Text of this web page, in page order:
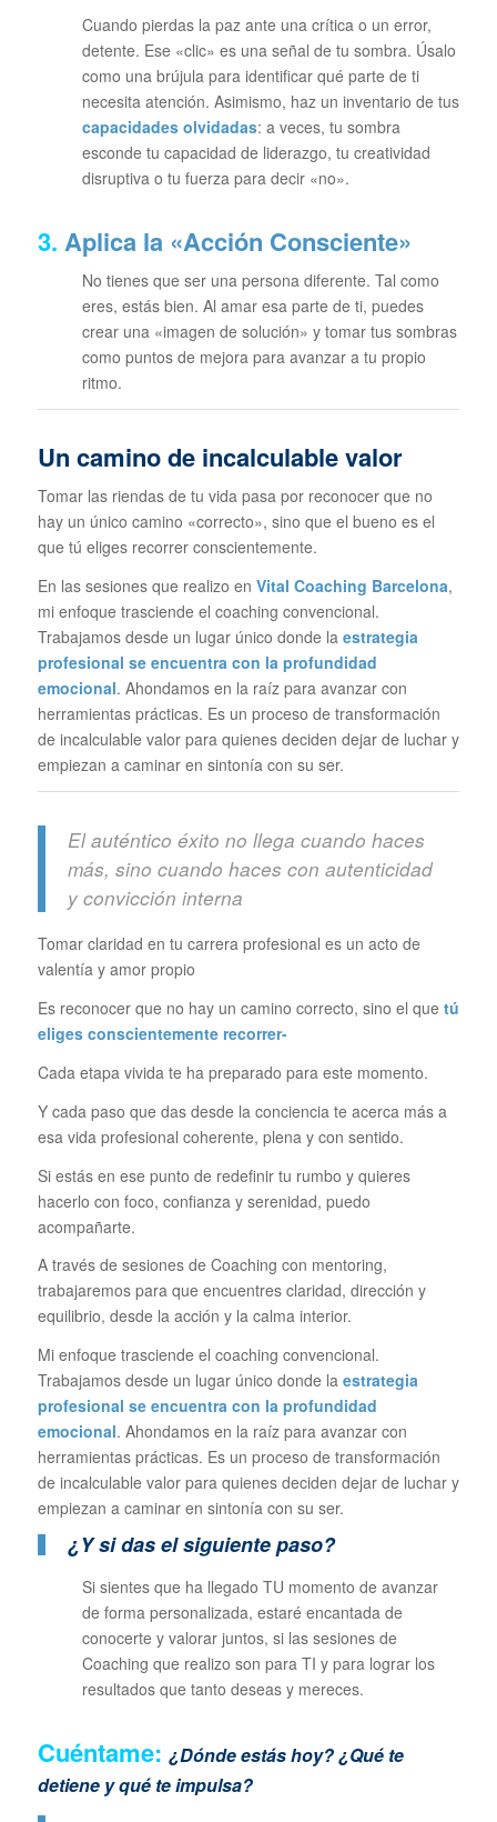
Cuando pierdas la paz ante una crítica o un error,
detente. Ese «clic» es una señal de tu sombra. Úsalo
como una brújula para identificar qué parte de ti
necesita atención. Asimismo, haz un inventario de tus
capacidades olvidadas: a veces, tu sombra
esconde tu capacidad de liderazgo, tu creatividad
disruptiva o tu fuerza para decir «no».
3. Aplica la «Acción Consciente»
No tienes que ser una persona diferente. Tal como
eres, estás bien. Al amar esa parte de ti, puedes
crear una «imagen de solución» y tomar tus sombras
como puntos de mejora para avanzar a tu propio
ritmo.
Un camino de incalculable valor
Tomar las riendas de tu vida pasa por reconocer que no
hay un único camino «correcto», sino que el bueno es el
que tú eliges recorrer conscientemente.
En las sesiones que realizo en Vital Coaching Barcelona,
mi enfoque trasciende el coaching convencional.
Trabajamos desde un lugar único donde la estrategia
profesional se encuentra con la profundidad
emocional. Ahondamos en la raíz para avanzar con
herramientas prácticas. Es un proceso de transformación
de incalculable valor para quienes deciden dejar de luchar y
empiezan a caminar en sintonía con su ser.
El auténtico éxito no llega cuando haces
más, sino cuando haces con autenticidad
y convicción interna
Tomar claridad en tu carrera profesional es un acto de
valentía y amor propio
Es reconocer que no hay un camino correcto, sino el que tú
eliges conscientemente recorrer-
Cada etapa vivida te ha preparado para este momento.
Y cada paso que das desde la conciencia te acerca más a
esa vida profesional coherente, plena y con sentido.
Si estás en ese punto de redefinir tu rumbo y quieres
hacerlo con foco, confianza y serenidad, puedo
acompañarte.
A través de sesiones de Coaching con mentoring,
trabajaremos para que encuentres claridad, dirección y
equilibrio, desde la acción y la calma interior.
Mi enfoque trasciende el coaching convencional.
Trabajamos desde un lugar único donde la estrategia
profesional se encuentra con la profundidad
emocional. Ahondamos en la raíz para avanzar con
herramientas prácticas. Es un proceso de transformación
de incalculable valor para quienes deciden dejar de luchar y
empiezan a caminar en sintonía con su ser.
¿Y si das el siguiente paso?
Si sientes que ha llegado TU momento de avanzar
de forma personalizada, estaré encantada de
conocerte y valorar juntos, si las sesiones de
Coaching que realizo son para TI y para lograr los
resultados que tanto deseas y mereces.
Cuéntame: ¿Dónde estás hoy? ¿Qué te
detiene y qué te impulsa?